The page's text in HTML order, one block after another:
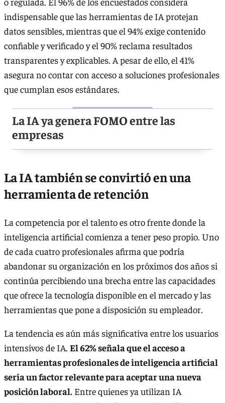
indispensable que las herramientas de IA protejan
datos sensibles, mientras que el 94% exige contenido
confiable y verificado y el 90% reclama resultados
transparentes y explicables. A pesar de ello, el 41%
asegura no contar con acceso a soluciones profesionales
que cumplan esos estándares.
La IA ya genera FOMO entre las
empresas
La IA también se convirtió en una
herramienta de retención
La competencia por el talento es otro frente donde la
inteligencia artificial comienza a tener peso propio. Uno
de cada cuatro profesionales afirma que podría
abandonar su organización en los próximos dos años si
continúa percibiendo una brecha entre las capacidades
que ofrece la tecnología disponible en el mercado y las
herramientas que pone a disposición su empleador.
La tendencia es aún más significativa entre los usuarios
intensivos de IA. El 62% señala que el acceso a
herramientas profesionales de inteligencia artificial
sería un factor relevante para aceptar una nueva
posición laboral. Entre quienes ya utilizan IA